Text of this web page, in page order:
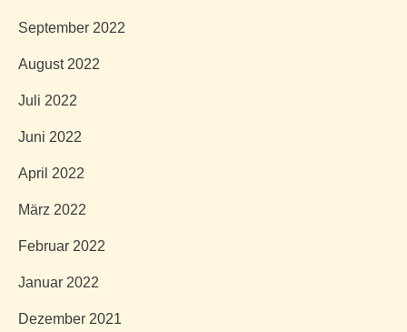
September 2022
August 2022
Juli 2022
Juni 2022
April 2022
März 2022
Februar 2022
Januar 2022
Dezember 2021